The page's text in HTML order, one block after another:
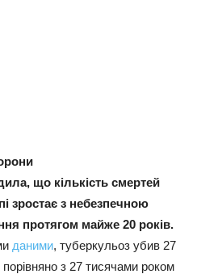
що кількість смертей
зростає з небезпечною
протягом майже 20 років.
даними, туберкульоз убив 27
з 27 тисячами роком